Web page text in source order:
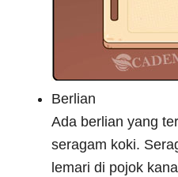
Berlian
Ada berlian yang
seragam koki.
lemari di pojok